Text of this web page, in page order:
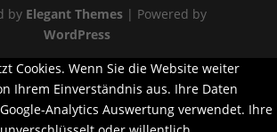
by Elegant Themes| Powered by
WordPress
Cookies. Wenn Sie die Website weiter
Ihrem Einverständnis aus. Ihre Daten
Analytics Auswertung verwendet. Ihre